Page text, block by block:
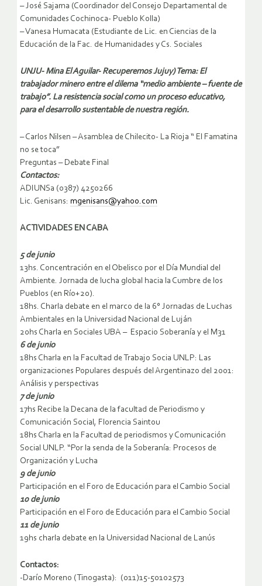
– José Sajama (Coordinador del Consejo Departamental de
Comunidades Cochinoca- Pueblo Kolla)
– Vanesa Humacata (Estudiante de Lic. en Ciencias de la
Educación de la Fac. de Humanidades y Cs. Sociales
UNJU- Mina El Aguilar- Recuperemos Jujuy) Tema: El
trabajador minero entre el dilema “medio ambiente – fuente de
trabajo”. La resistencia social como un proceso educativo,
para el desarrollo sustentable de nuestra región.
– Carlos Nilsen – Asamblea de Chilecito- La Rioja “ El Famatina
no se toca”
Preguntas – Debate Final
Contactos:
ADIUNSa (0387) 4250266
Lic. Genisans: mgenisans@yahoo.com
ACTIVIDADES EN CABA
5 de junio
13hs. Concentración en el Obelisco por el Día Mundial del
Ambiente. Jornada de lucha global hacia la Cumbre de los
Pueblos (en Río+20).
18hs. Charla debate en el marco de la 6° Jornadas de Luchas
Ambientales en la Universidad Nacional de Luján
20hs Charla en Sociales UBA – Espacio Soberanía y el M31
6 de junio
18hs Charla en la Facultad de Trabajo Socia UNLP: Las
organizaciones Populares después del Argentinazo del 2001:
Análisis y perspectivas
7 de junio
17hs Recibe la Decana de la facultad de Periodismo y
Comunicación Social, Florencia Saintou
18hs Charla en la Facultad de periodismos y Comunicación
Social UNLP. “Por la senda de la Soberanía: Procesos de
Organización y Lucha
9 de junio
Participación en el Foro de Educación para el Cambio Social
10 de junio
Participación en el Foro de Educación para el Cambio Social
11 de junio
19hs charla debate en la Universidad Nacional de Lanús
Contactos:
-Darío Moreno (Tinogasta): (011)15-50102573